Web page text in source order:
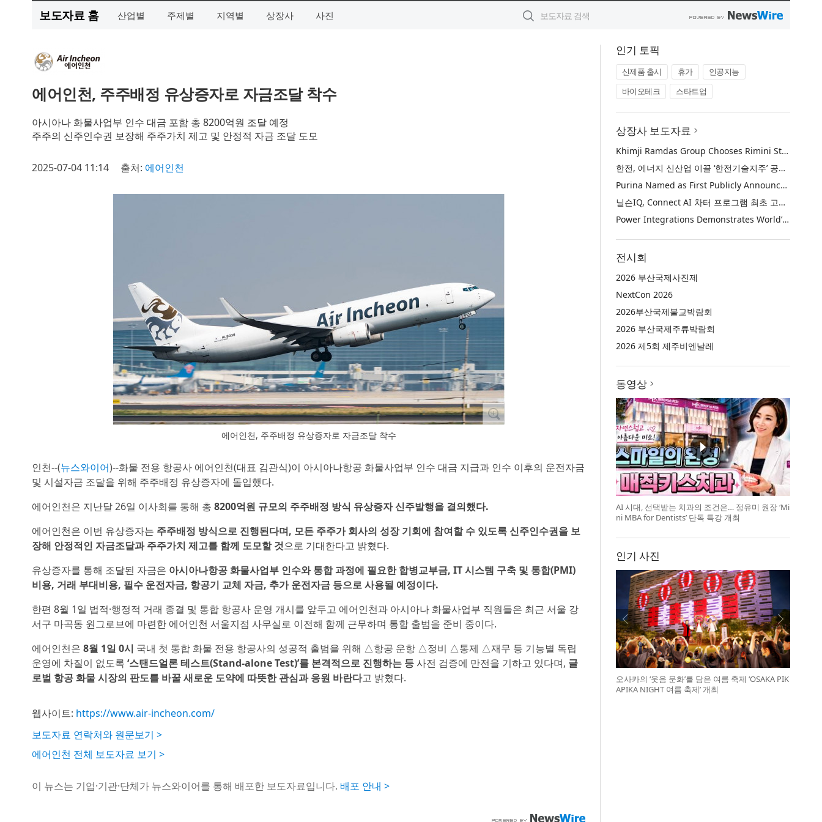
보도자료 홈 산업별 주제별 지역별 상장사 사진
에어인천, 주주배정 유상증자로 자금조달 착수
아시아나 화물사업부 인수 대금 포함 총 8200억원 조달 예정
주주의 신주인수권 보장해 주주가치 제고 및 안정적 자금 조달 도모
2025-07-04 11:14 출처: 에어인천
에어인천, 주주배정 유상증자로 자금조달 착수
인천--(뉴스와이어)--화물 전용 항공사 에어인천(대표 김관식)이 아시아나항공 화물사업부 인수 대금 지급과 인수 이후의 운전자금
및 시설자금 조달을 위해 주주배정 유상증자에 돌입했다.
에어인천은 지난달 26일 이사회를 통해 총 8200억원 규모의 주주배정 방식 유상증자 신주발행을 결의했다.
에어인천은 이번 유상증자는 주주배정 방식으로 진행된다며, 모든 주주가 회사의 성장 기회에 참여할 수 있도록 신주인수권을 보
장해 안정적인 자금조달과 주주가치 제고를 함께 도모할 것으로 기대한다고 밝혔다.
유상증자를 통해 조달된 자금은 아시아나항공 화물사업부 인수와 통합 과정에 필요한 합병교부금, IT 시스템 구축 및 통합(PMI)
비용, 거래 부대비용, 필수 운전자금, 항공기 교체 자금, 추가 운전자금 등으로 사용될 예정이다.
한편 8월 1일 법적·행정적 거래 종결 및 통합 항공사 운영 개시를 앞두고 에어인천과 아시아나 화물사업부 직원들은 최근 서울 강
서구 마곡동 원그로브에 마련한 에어인천 서울지점 사무실로 이전해 함께 근무하며 통합 출범을 준비 중이다.
에어인천은 8월 1일 0시 국내 첫 통합 화물 전용 항공사의 성공적 출범을 위해 △항공 운항 △정비 △통제 △재무 등 기능별 독립
운영에 차질이 없도록 ‘스탠드얼론 테스트(Stand-alone Test)’를 본격적으로 진행하는 등사전 검증에 만전을 기하고 있다며, 글
로벌 항공 화물 시장의 판도를 바꿀 새로운 도약에 따뜻한 관심과 응원 바란다고 밝혔다.
웹사이트: https://www.air-incheon.com/
보도자료 연락처와 원문보기 >
에어인천 전체 보도자료 보기 >
이 뉴스는 기업·기관·단체가 뉴스와이어를 통해 배포한 보도자료입니다. 배포 안내 >
인기 토픽
신제품 출시 휴가
인공지능
바이오테크
스타트업
상장사 보도자료
Khimji Ramdas Group Chooses Rimini Street to Reduce SAP Support Costs, Protect 700+ Customizations and Reinvest Savings in Innovation
한전, 에너지 신산업 이끌 ‘한전기술지주’ 공식 출범
Purina Named as First Publicly Announced NIQ ConnectAI Charter Client
닐슨IQ, Connect AI 차터 프로그램 최초 고객사 ‘퓨리나’ 선정
Power Integrations Demonstrates World’s First 2200 V GaN Technology for Next-Era High-Voltage Power Systems
전시회
2026 부산국제사진제
NextCon 2026
2026부산국제불교박람회
2026 부산국제주류박람회
2026 제5회 제주비엔날레
동영상
AI 시대, 선택받는 치과의 조건은… 정유미 원장 ‘Mi
ni MBA for Dentists’ 단독 특강 개최
인기 사진
오사카의 ‘웃음 문화’를 담은 여름 축제 ‘OSAKA PIK
APIKA NIGHT 여름 축제’ 개최